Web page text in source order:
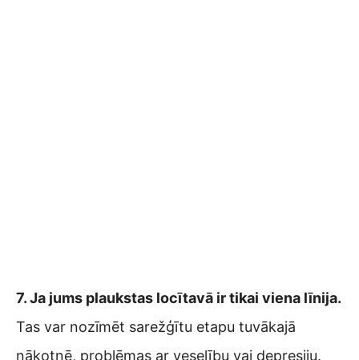
7. Ja jums plaukstas locītavā ir tikai viena līnija.
Tas var nozīmēt sarežģītu etapu tuvākajā
nākotnē, problēmas ar veselību vai depresiju.